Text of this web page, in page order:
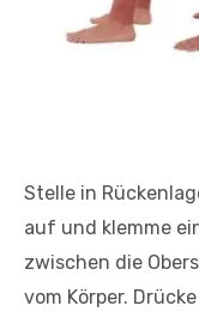
Stelle in
auf und klemme
zwischen die
vom Körper.